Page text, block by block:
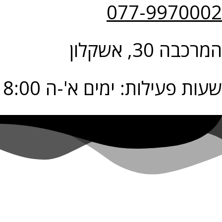
077-9970002
המרכבה 30, אשקלון
שעות פעילות: ימים א'-ה 9:00-18:00 יום ו' 9:00-14:00